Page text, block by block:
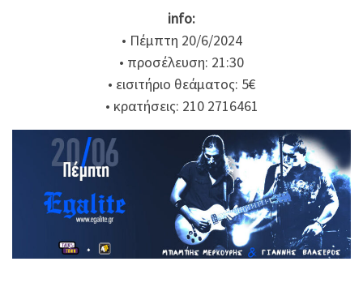
info:
• Πέμπτη 20/6/2024
• προσέλευση: 21:30
• εισιτήριο θεάματος: 5€
• κρατήσεις: 210 2716461